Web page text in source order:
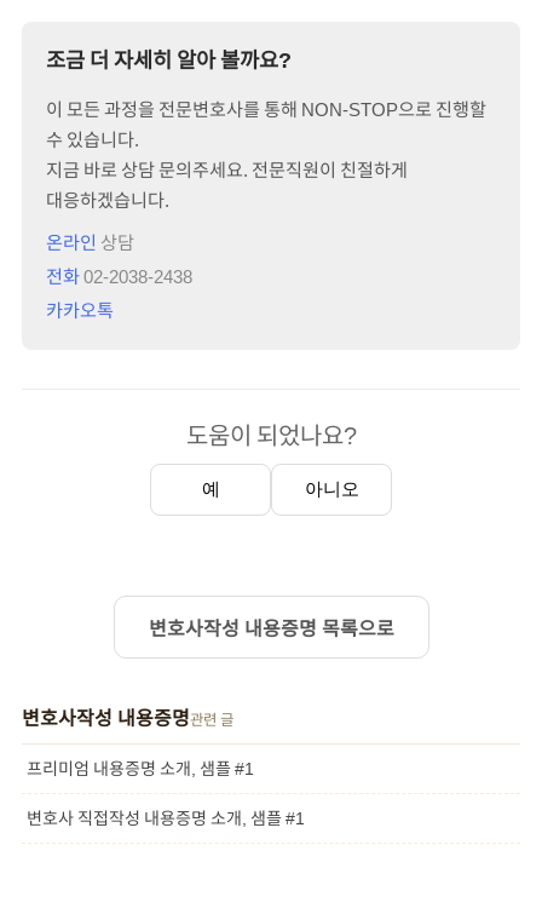
조금 더 자세히 알아 볼까요?
이 모든 과정을 전문변호사를 통해 NON-STOP으로 진행할
수 있습니다.
지금 바로 상담 문의주세요. 전문직원이 친절하게
대응하겠습니다.
온라인 상담
전화02-2038-2438
카카오톡
도움이 되었나요?
예 아니오
변호사작성 내용증명 목록으로
변호사작성 내용증명관련 글
프리미엄 내용증명 소개, 샘플 #1
변호사 직접작성 내용증명 소개, 샘플 #1